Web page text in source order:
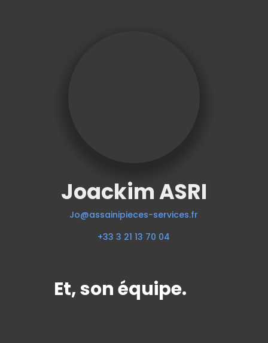
Joackim ASRI
Jo@assainipieces-services.fr
+33 3 21 13 70 04
Et, son équipe.